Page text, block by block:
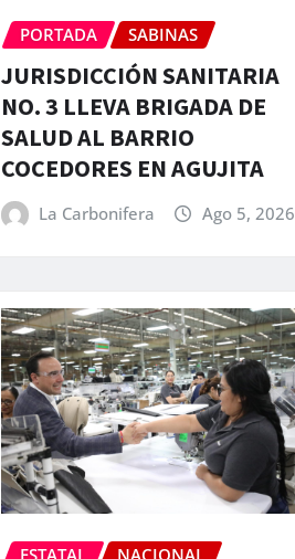
PORTADA SABINAS
JURISDICCIÓN SANITARIA
NO. 3 LLEVA BRIGADA DE
SALUD AL BARRIO
COCEDORES EN AGUJITA
La Carbonifera Ago 5, 2026